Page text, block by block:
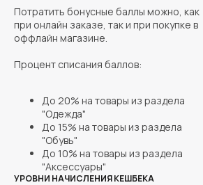
Потратить бонусные баллы можно, как
при онлайн заказе, так и при покупке в
оффлайн магазине.
Процент списания баллов:
До 20% на товары из раздела
"Одежда"
До 15% на товары из раздела
"Обувь"
До 10% на товары из раздела
"Аксессуары"
УРОВНИ НАЧИСЛЕНИЯ КЕШБЕКА